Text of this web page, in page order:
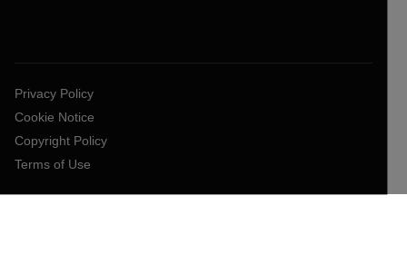
Privacy Policy
Cookie Notice
Copyright Policy
Terms of Use